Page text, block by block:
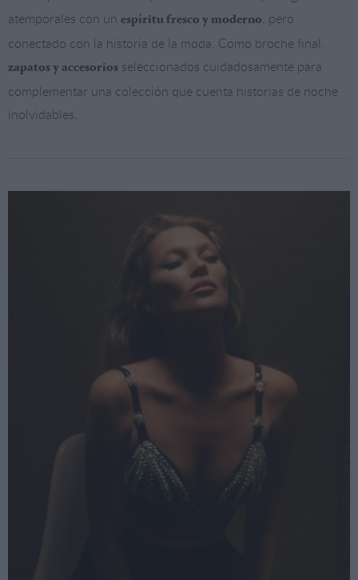
atemporales con un espíritu fresco y moderno, pero
conectado con la historia de la moda. Como broche final,
zapatos y accesorios seleccionados cuidadosamente para
complementar una colección que cuenta historias de noche
inolvidables.